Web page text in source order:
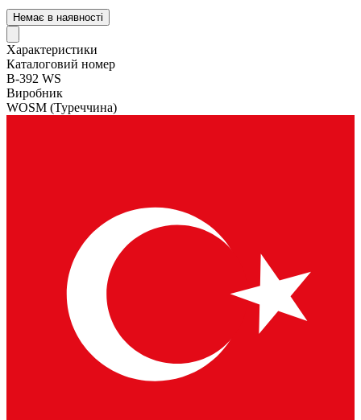
Немає в наявності
Характеристики
Каталоговий номер
B-392 WS
Виробник
WOSM (Туреччина)